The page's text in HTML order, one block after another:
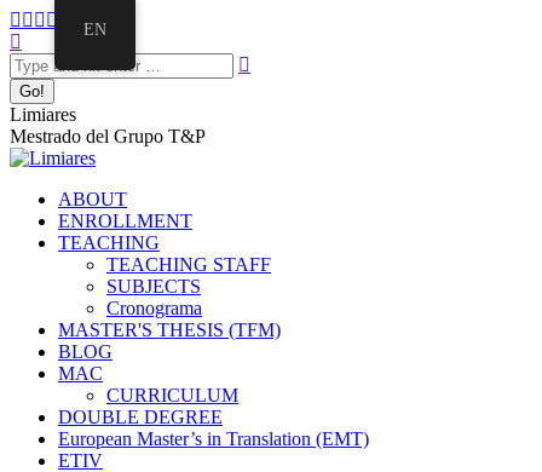
Skip
to
content
Facebook
opens
in
new
window
Twitter
opens
in
new
window
Mail
opens
in
new
window
Instagram
page
in
window
Linkedin
page
in
window
Search:
Limiares
Mestrado del Grupo T&P
ABOUT
ENROLLMENT
TEACHING
TEACHING STAFF
SUBJECTS
Cronograma
MASTER'S THESIS (TFM)
BLOG
MAC
CURRICULUM
DOUBLE DEGREE
European Master’s in Translation (EMT)
ETIV
EN